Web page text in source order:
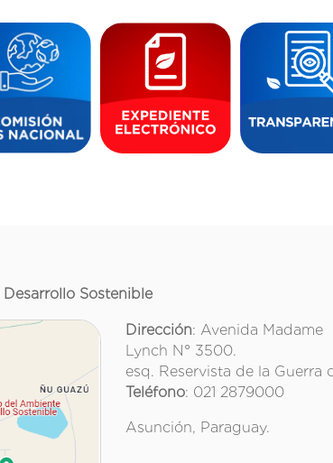
Sostenible
Dirección: Avenida Madame
Lynch N° 3500.
esq. Reservista de la Guerra
Teléfono: 021 2879000
Asunción, Paraguay.